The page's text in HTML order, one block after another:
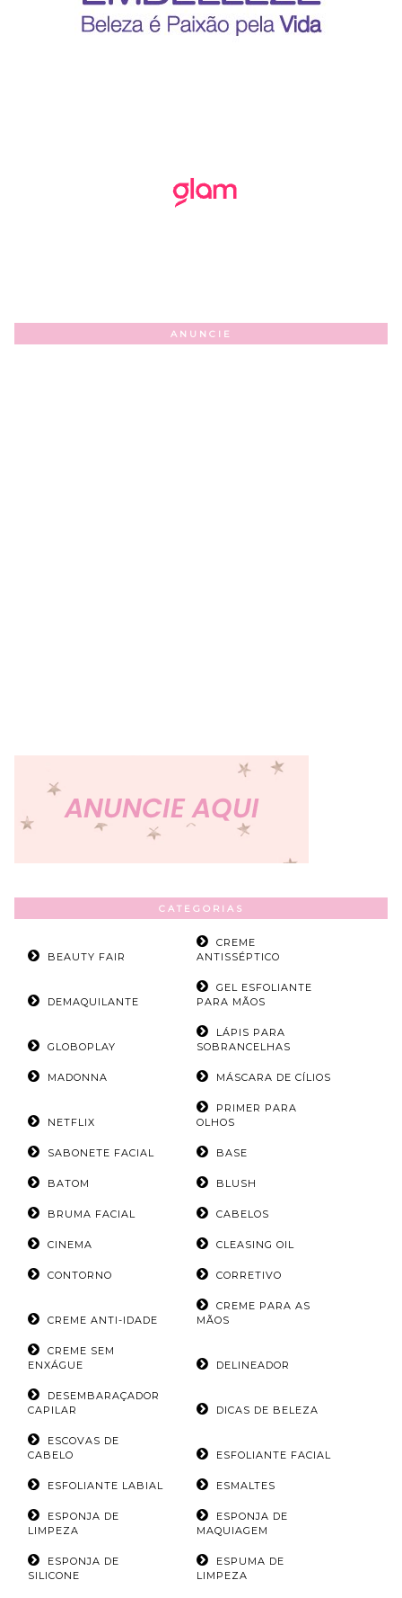
ANUNCIE
CATEGORIAS
BEAUTY FAIR
CREME
ANTISSÉPTICO
DEMAQUILANTE
GEL ESFOLIANTE
PARA MÃOS
GLOBOPLAY
LÁPIS PARA
SOBRANCELHAS
MADONNA MÁSCARA DE CÍLIOS
NETFLIX
PRIMER PARA
OLHOS
SABONETE FACIAL BASE
BATOM BLUSH
BRUMA FACIAL CABELOS
CINEMA CLEASING OIL
CONTORNO CORRETIVO
CREME ANTI-IDADE
CREME PARA AS
MÃOS
CREME SEM
ENXÁGUE
DELINEADOR
DESEMBARAÇADOR
CAPILAR
DICAS DE BELEZA
ESCOVAS DE
CABELO
ESFOLIANTE FACIAL
ESFOLIANTE LABIAL ESMALTES
ESPONJA DE
LIMPEZA
ESPONJA DE
MAQUIAGEM
ESPONJA DE
SILICONE
ESPUMA DE
LIMPEZA